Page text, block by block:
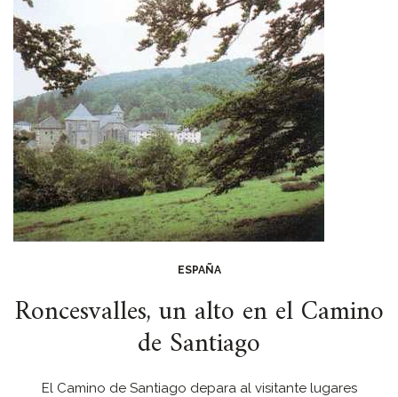
ESPAÑA
Roncesvalles, un alto en el Camino
de Santiago
El Camino de Santiago depara al visitante lugares